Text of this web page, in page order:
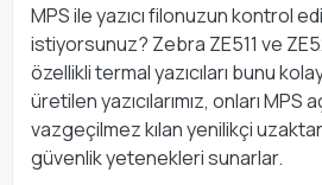
MPS ile yazıcı filonuzun kontrol
istiyorsunuz? Zebra ZE511 ve
özellikli termal yazıcıları bunu
üretilen yazıcılarımız, onları MPS
vazgeçilmez kılan yenilikçi
güvenlik yetenekleri sunarlar.